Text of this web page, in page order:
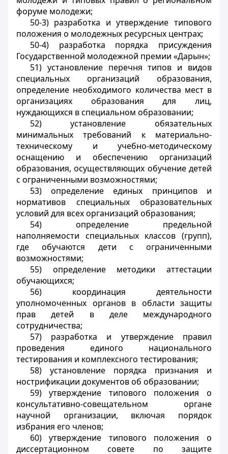
форуме молодежи;
50-3) разработка и утверждение типового
положения о молодежных ресурсных центрах;
50-4) разработка порядка присуждения
Государственной молодежной премии «Дарын»;
51) установление перечня типов и видов
специальных организаций образования,
определение необходимого количества мест в
организациях образования для лиц,
нуждающихся в специальном образовании;
52) установление обязательных
минимальных требований к материально-
техническому и учебно-методическому
оснащению и обеспечению организаций
образования, осуществляющих обучение детей
с ограниченными возможностями;
53) определение единых принципов и
нормативов специальных образовательных
условий для всех организаций образования;
54) определение предельной
наполняемости специальных классов (групп),
где обучаются дети с ограниченными
возможностями;
55) определение методики аттестации
обучающихся;
56) координация деятельности
уполномоченных органов в области защиты
прав детей в деле международного
сотрудничества;
57) разработка и утверждение правил
проведения единого национального
тестирования и комплексного тестирования;
58) установление порядка признания и
нострификации документов об образовании;
59) утверждение типового положения о
консультативно-совещательном органе
научной организации, включая порядок
избрания его членов;
60) утверждение типового положения о
диссертационном совете по защите